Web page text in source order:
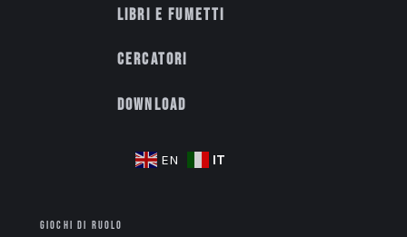
Libri e fumetti
Cercatori
Download
EN IT
GIOCHI DI RUOLO